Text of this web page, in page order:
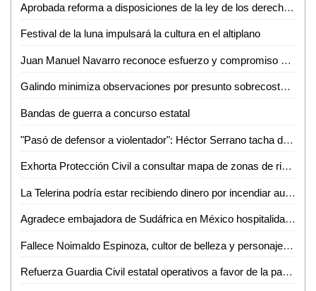
Aprobada reforma a disposiciones de la ley de los derechos de niñas, niños y adolescentes del estado de San Luis Potosí
Festival de la luna impulsará la cultura en el altiplano
Juan Manuel Navarro reconoce esfuerzo y compromiso de la Cruz Roja y anuncia rescate de base en La Virgen
Galindo minimiza observaciones por presunto sobrecosto en obra de El Saucito y responsabiliza a la Contraloría estatal
Bandas de guerra a concurso estatal
"Pasó de defensor a violentador": Héctor Serrano tacha de represor al gobierno de Galindo
Exhorta Protección Civil a consultar mapa de zonas de riesgo por inundaciones y encharcamientos
La Telerina podría estar recibiendo dinero por incendiar autos: David Medina
Agradece embajadora de Sudáfrica en México hospitalidad para Selección
Fallece Noimaldo Espinoza, cultor de belleza y personaje emblemático de Valles
Refuerza Guardia Civil estatal operativos a favor de la paz y la tranquilidad de San Luis Potosí